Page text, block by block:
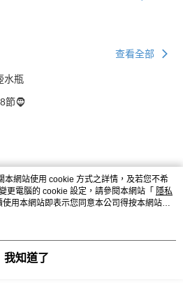
查看全部
水瓶
節🧔
本網站使用 cookie 方式之詳情，及若您不希
更電腦的 cookie 設定，請參閱本網站「 隱私
用本網站即表示您同意本公司得按本網站使
我知道了